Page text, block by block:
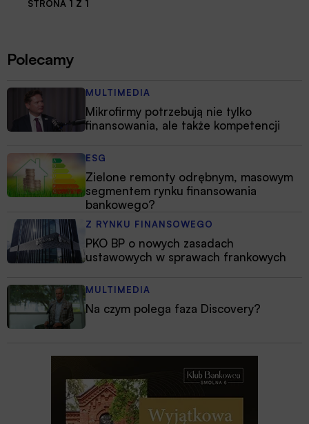
STRONA 1 Z 1
Polecamy
MULTIMEDIA
Mikrofirmy potrzebują nie tylko
finansowania, ale także kompetencji
ESG
Zielone remonty odrębnym, masowym
segmentem rynku finansowania
bankowego?
Z RYNKU FINANSOWEGO
PKO BP o nowych zasadach
ustawowych w sprawach frankowych
MULTIMEDIA
Na czym polega faza Discovery?